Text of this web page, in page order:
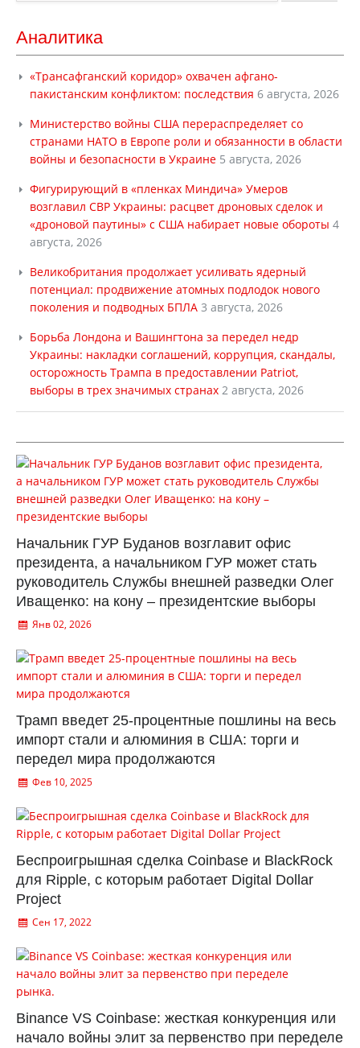
Аналитика
«Трансафганский коридор» охвачен афгано-
пакистанским конфликтом: последствия 6 августа, 2026
Министерство войны США перераспределяет со
странами НАТО в Европе роли и обязанности в области
войны и безопасности в Украине 5 августа, 2026
Фигурирующий в «пленках Миндича» Умеров
возглавил СВР Украины: расцвет дроновых сделок и
«дроновой паутины» с США набирает новые обороты 4
августа, 2026
Великобритания продолжает усиливать ядерный
потенциал: продвижение атомных подлодок нового
поколения и подводных БПЛА 3 августа, 2026
Борьба Лондона и Вашингтона за передел недр
Украины: накладки соглашений, коррупция, скандалы,
осторожность Трампа в предоставлении Patriot,
выборы в трех значимых странах 2 августа, 2026
Начальник ГУР Буданов возглавит офис
президента, а начальником ГУР может стать
руководитель Службы внешней разведки Олег
Иващенко: на кону – президентские выборы
Янв 02, 2026
Трамп введет 25-процентные пошлины на весь
импорт стали и алюминия в США: торги и
передел мира продолжаются
Фев 10, 2025
Беспроигрышная сделка Coinbase и BlackRock
для Ripple, с которым работает Digital Dollar
Project
Сен 17, 2022
Binance VS Coinbase: жесткая конкуренция или
начало войны элит за первенство при переделе